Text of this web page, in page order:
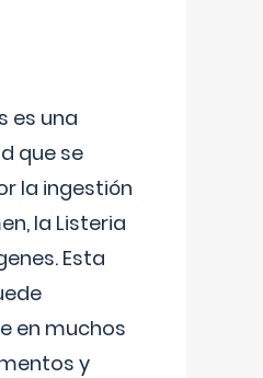
es una
que se
la ingestión
la Listeria
Esta
en muchos
y